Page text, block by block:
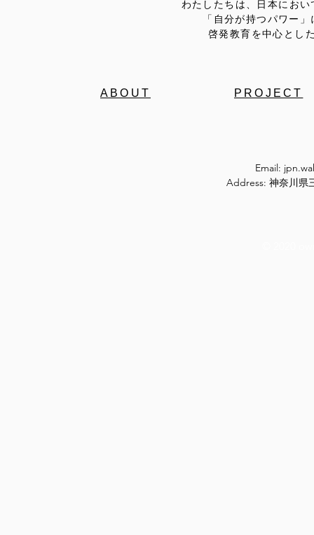
わたしたちは、日本にお
「自分が持つパワー
啓発教育を中心とし
ABOUT PROJECT
Email:
Address: 神奈川県